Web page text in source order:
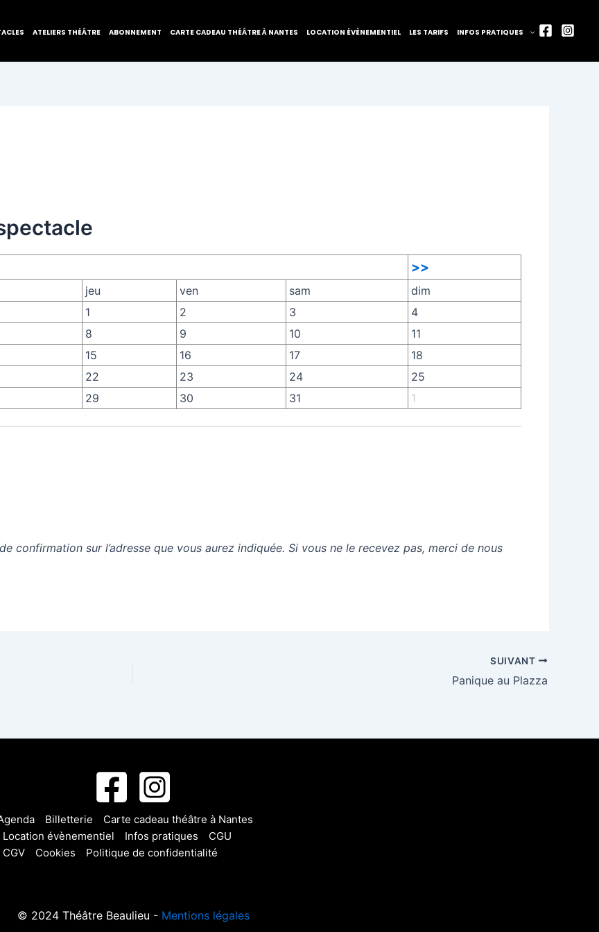
ATELIERS THÉÂTRE ABONNEMENT CARTE CADEAU THÉÂTRE À NANTES LOCATION ÉVÈNEMENTIEL LES TARIFS INFOS PRATIQUES
>>
jeu ven sam
dim
1 2 3
4
8 9 10
11
15 16 17
18
22 23 24
25
29 30 31 1
confirmation sur l’adresse que vous aurez indiquée. Si vous ne le recevez pas, merci de nous
SUIVANT
Panique au Plazza
Billetterie
Carte cadeau théâtre à Nantes
Location évènementiel
Infos pratiques
CGU
CGV
Cookies Politique de confidentialité
© 2024 Théâtre Beaulieu - Mentions légales